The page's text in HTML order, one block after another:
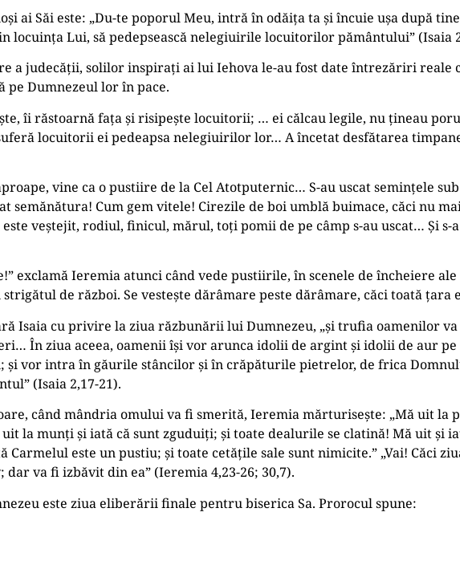
ai Săi este: „Du-te poporul Meu, intră în odăiţa ta și încuie ușa după
locuinţa Lui, să pedepsească nelegiuirile locuitorilor pământului” (Isaia
a judecăţii, solilor inspiraţi ai lui Iehova le-au fost date întrezăriri reale
pe Dumnezeul lor în pace.
îi răstoarnă faţa și risipește locuitorii; … ei călcau legile, nu ţineau
locuitorii ei pedeapsa nelegiuirilor lor… A încetat desfătarea
vine ca o pustiire de la Cel Atotputernic… S-au uscat seminţele
semănătura! Cum gem vitele! Cirezile de boi umblă buimace, căci nu
veștejit, rodiul, finicul, mărul, toţi pomii de pe câmp s-au uscat… Şi
exclamă Ieremia atunci când vede pustiirile, în scenele de încheiere
de război. Se vestește dărâmare peste dărâmare, căci toată ţara
Isaia cu privire la ziua răzbunării lui Dumnezeu, „și trufia oamenilor
În ziua aceea, oamenii își vor arunca idolii de argint și idolii de aur pe
și vor intra în găurile stâncilor și în crăpăturile pietrelor, de frica
(Isaia 2,17-21).
când mândria omului va fi smerită, Ieremia mărturisește: „Mă uit la
la munţi și iată că sunt zguduiţi; și toate dealurile se clatină! Mă uit și
este un pustiu; și toate cetăţile sale sunt nimicite.” „Vai! Căci
va fi izbăvit din ea” (Ieremia 4,23-26; 30,7).
este ziua eliberării finale pentru biserica Sa. Prorocul spune: